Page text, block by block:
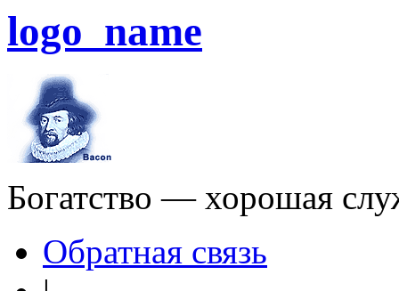
logo_name
Богатство — хорошая
Обратная связь